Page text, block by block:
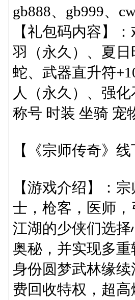
gb888、gb999、
【礼包码内容】
羽（永久）、夏
蛇、武器直升符
人（永久）、强
称号 时装 坐骑 宠
【《宗师传奇》
【游戏介绍】：
士，枪客，医师
江湖的少侠们选
奥秘，并实现多
身份圆梦武林缘
费回收特权，超